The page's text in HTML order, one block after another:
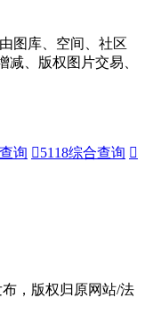
图库、空间、社区
、版权图片交易、
询 5118综合查询 
，版权归原网站/法